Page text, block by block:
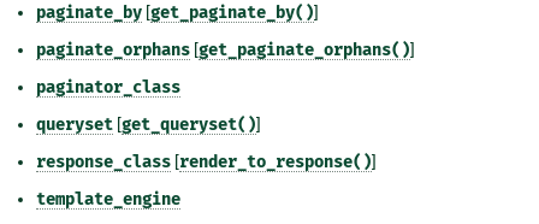
paginate_by [get_paginate_by()]
paginate_orphans [get_paginate_orphans()]
paginator_class
queryset [get_queryset()]
response_class [render_to_response()]
template_engine